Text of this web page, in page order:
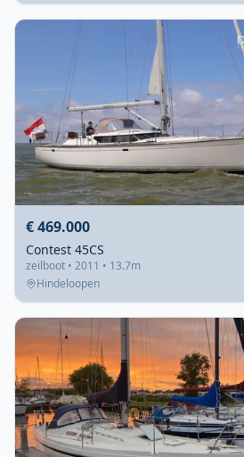
€ 469.000
Contest 45CS
zeilboot • 2011 • 13.7m
Hindeloopen